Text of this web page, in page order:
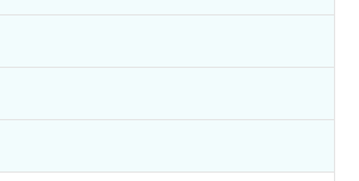
（ディスクIO）
（トラフィック）